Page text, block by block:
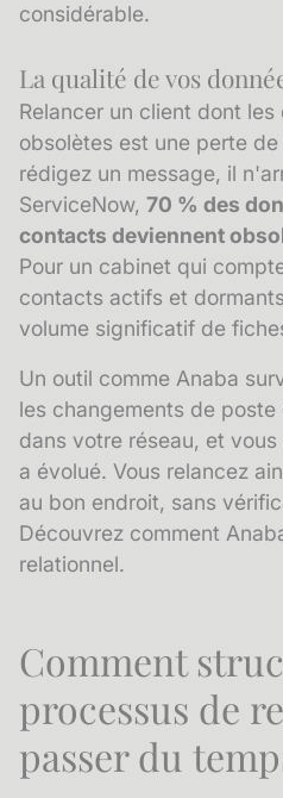
considérable.
La qualité de vos
Relancer un client dont
obsolètes est une perte
rédigez un message, il
ServiceNow, 70 % des
contacts deviennent
Pour un cabinet qui
contacts actifs et
volume significatif de
Un outil comme Anaba
les changements de
dans votre réseau, et
a évolué. Vous relancez
au bon endroit, sans
Découvrez comment
relationnel.
Comment
processus de
passer du